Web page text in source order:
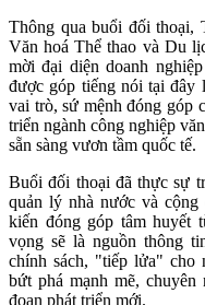
Thông qua buổi đối thoại,
Văn hoá Thể thao và Du
mời đại diện doanh
được góp tiếng nói tại đây
vai trò, sứ mệnh đóng góp
triển ngành công nghiệp
sẵn sàng vươn tầm quốc tế.
Buổi đối thoại đã thực sự
quản lý nhà nước và
kiến đóng góp tâm huyết
vọng sẽ là nguồn thông
chính sách, "tiếp lửa" cho
bứt phá mạnh mẽ,
đoạn phát triển mới.